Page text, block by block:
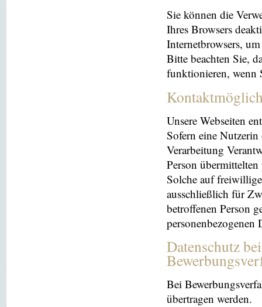
Sie können die
Ihres Browsers
Internetbrowsers,
Bitte beachten Sie,
funktionieren, wenn
Unsere Webseiten
Sofern eine
Verarbeitung
Person übermittelten
Solche auf
ausschließlich für
betroffenen Person
personenbezogenen
Datenschutz
Bei
übertragen werden.